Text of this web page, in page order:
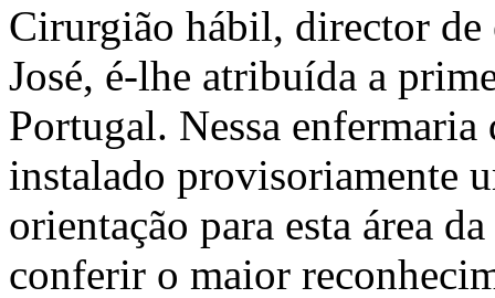
Cirurgião hábil, director de
José, é-lhe atribuída a
Portugal. Nessa
instalado provisoriamente
orientação para esta área
conferir o maior